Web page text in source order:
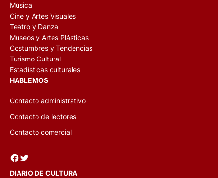
Música
Cine y Artes Visuales
Teatro y Danza
Museos y Artes Plásticas
Costumbres y Tendencias
Turismo Cultural
Estadísticas culturales
HABLEMOS
Contacto administrativo
Contacto de lectores
Contacto comercial
Facebook Twitter
DIARIO DE CULTURA